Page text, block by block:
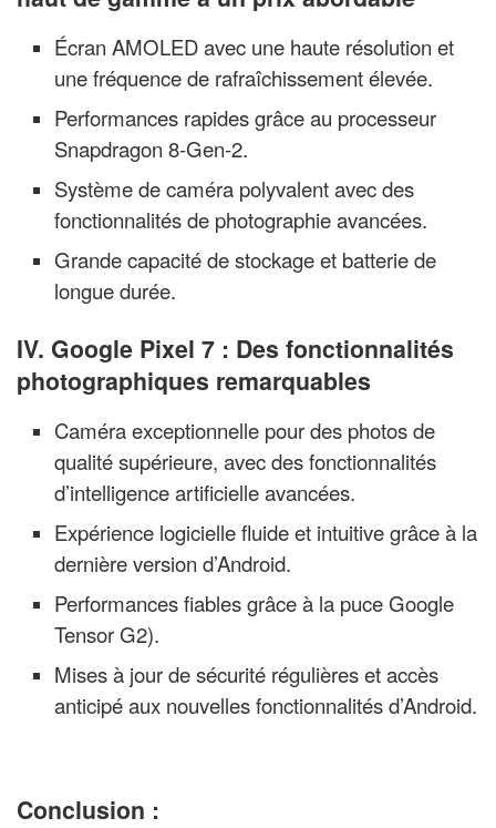
Écran AMOLED avec une haute résolution et
une fréquence de rafraîchissement élevée.
Performances rapides grâce au processeur
Snapdragon 8-Gen-2.
Système de caméra polyvalent avec des
fonctionnalités de photographie avancées.
Grande capacité de stockage et batterie de
longue durée.
IV. Google Pixel 7 : Des fonctionnalités
photographiques remarquables
Caméra exceptionnelle pour des photos de
qualité supérieure, avec des fonctionnalités
d’intelligence artificielle avancées.
Expérience logicielle fluide et intuitive grâce à la
dernière version d’Android.
Performances fiables grâce à la puce Google
Tensor G2).
Mises à jour de sécurité régulières et accès
anticipé aux nouvelles fonctionnalités d’Android.
Conclusion :